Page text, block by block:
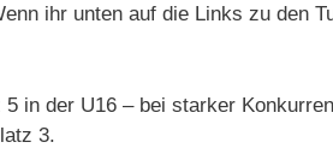
ihr unten auf die Links zu den
in der U16 – bei starker
3.